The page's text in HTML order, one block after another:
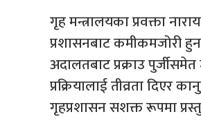
गृह मन्त्रालयका प्रवक्ता
प्रशासनबाट कमीकमजोरी हुन
अदालतबाट प्रक्राउ
प्रक्रियालाई तीव्रता दिएर
गृहप्रशासन सशक्त रूपमा